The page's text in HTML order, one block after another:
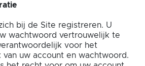
bij de Site registreren. U
wachtwoord vertrouwelijk te
voor het
uw account en wachtwoord.